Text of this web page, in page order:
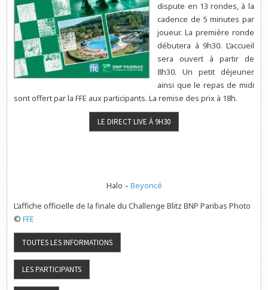
dispute en 13 rondes, à la
cadence de 5 minutes par
joueur. La première ronde
débutera à 9h30. L’accueil
sera ouvert à partir de
8h30. Un petit déjeuner
ainsi que le repas de midi
sont offert par la FFE aux participants. La remise des prix à 18h.
Halo – Beyoncé
L’affiche officielle de la finale du Challenge Blitz BNP Paribas Photo
©FFE